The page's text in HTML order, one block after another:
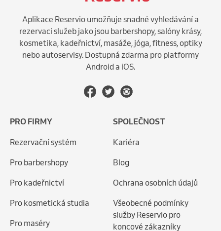
Aplikace Reservio umožňuje snadné vyhledávání a
rezervaci služeb jako jsou barbershopy, salóny krásy,
kosmetika, kadeřnictví, masáže, jóga, fitness, optiky
nebo autoservisy. Dostupná zdarma pro platformy
Android a iOS.
PRO FIRMY
Rezervační systém
Pro barbershopy
Pro kadeřnictví
Pro kosmetická studia
Pro maséry
SPOLEČNOST
Kariéra
Blog
Ochrana osobních údajů
Všeobecné podmínky
služby Reservio pro
koncové zákazníky